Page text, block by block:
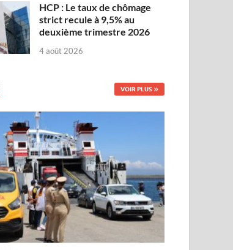
HCP : Le taux de chômage
strict recule à 9,5% au
deuxième trimestre 2026
4 août 2026
VOIR PLUS